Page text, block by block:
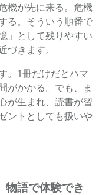
機が先に来る。危機
る。そういう順番で
」として残りやすい
きます。
。1冊だけだとハマ
がかかる。でも、ま
が生まれ、読書が習
ントとしても扱いや
物語で体験でき